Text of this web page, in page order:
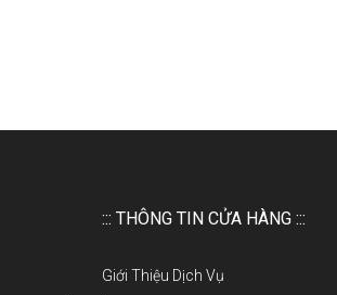
::: THÔNG TIN CỬA HÀNG :::
Giới Thiệu Dịch Vụ